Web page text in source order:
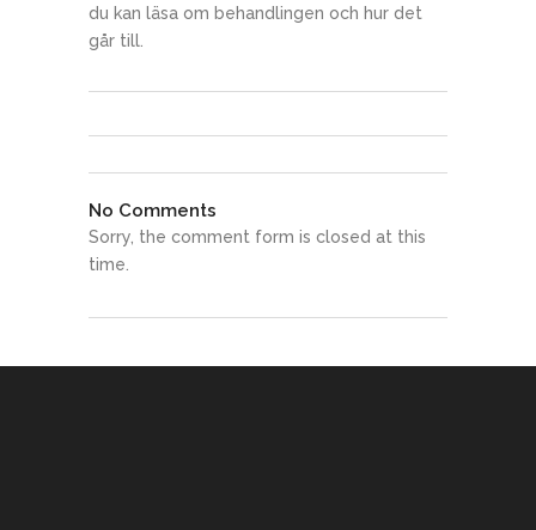
du kan läsa om behandlingen och hur det
går till.
No Comments
Sorry, the comment form is closed at this
time.